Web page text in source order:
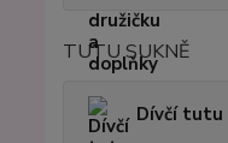
TUTU SUKNĚ
Dívčí tutu